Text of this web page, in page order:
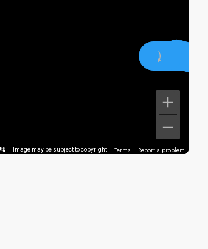
Image may be subject to copyright Terms Report a problem